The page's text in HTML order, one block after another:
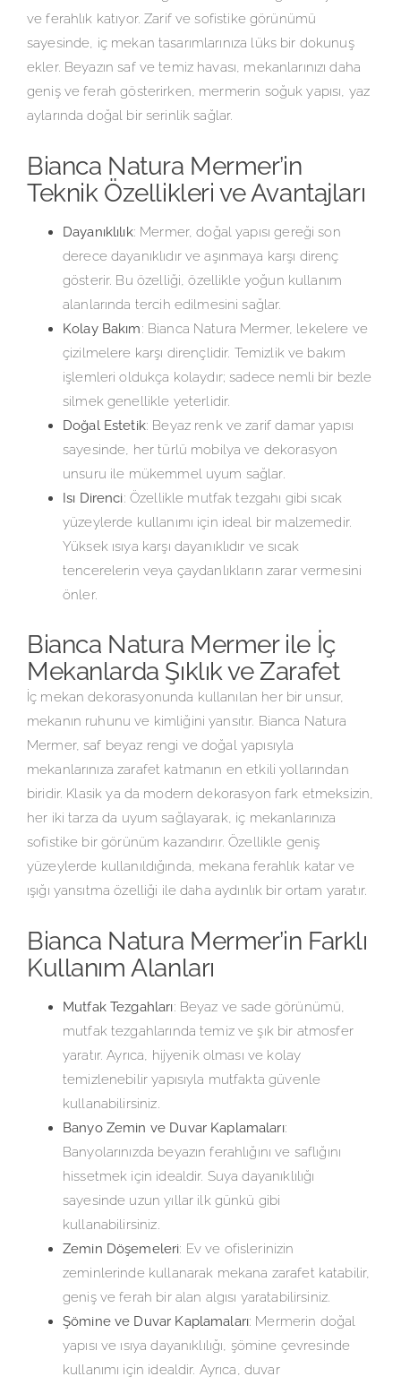
ve ferahlık katıyor. Zarif ve sofistike görünümü
sayesinde, iç mekan tasarımlarınıza lüks bir dokunuş
ekler. Beyazın saf ve temiz havası, mekanlarınızı daha
geniş ve ferah gösterirken, mermerin soğuk yapısı, yaz
aylarında doğal bir serinlik sağlar.
Bianca Natura Mermer’in
Teknik Özellikleri ve Avantajları
Dayanıklılık: Mermer, doğal yapısı gereği son
derece dayanıklıdır ve aşınmaya karşı direnç
gösterir. Bu özelliği, özellikle yoğun kullanım
alanlarında tercih edilmesini sağlar.
Kolay Bakım: Bianca Natura Mermer, lekelere ve
çizilmelere karşı dirençlidir. Temizlik ve bakım
işlemleri oldukça kolaydır; sadece nemli bir bezle
silmek genellikle yeterlidir.
Doğal Estetik: Beyaz renk ve zarif damar yapısı
sayesinde, her türlü mobilya ve dekorasyon
unsuru ile mükemmel uyum sağlar.
Isı Direnci: Özellikle mutfak tezgahı gibi sıcak
yüzeylerde kullanımı için ideal bir malzemedir.
Yüksek ısıya karşı dayanıklıdır ve sıcak
tencerelerin veya çaydanlıkların zarar vermesini
önler.
Bianca Natura Mermer ile İç
Mekanlarda Şıklık ve Zarafet
İç mekan dekorasyonunda kullanılan her bir unsur,
mekanın ruhunu ve kimliğini yansıtır. Bianca Natura
Mermer, saf beyaz rengi ve doğal yapısıyla
mekanlarınıza zarafet katmanın en etkili yollarından
biridir. Klasik ya da modern dekorasyon fark etmeksizin,
her iki tarza da uyum sağlayarak, iç mekanlarınıza
sofistike bir görünüm kazandırır. Özellikle geniş
yüzeylerde kullanıldığında, mekana ferahlık katar ve
ışığı yansıtma özelliği ile daha aydınlık bir ortam yaratır.
Bianca Natura Mermer’in Farklı
Kullanım Alanları
Mutfak Tezgahları: Beyaz ve sade görünümü,
mutfak tezgahlarında temiz ve şık bir atmosfer
yaratır. Ayrıca, hijyenik olması ve kolay
temizlenebilir yapısıyla mutfakta güvenle
kullanabilirsiniz.
Banyo Zemin ve Duvar Kaplamaları:
Banyolarınızda beyazın ferahlığını ve saflığını
hissetmek için idealdir. Suya dayanıklılığı
sayesinde uzun yıllar ilk günkü gibi
kullanabilirsiniz.
Zemin Döşemeleri: Ev ve ofislerinizin
zeminlerinde kullanarak mekana zarafet katabilir,
geniş ve ferah bir alan algısı yaratabilirsiniz.
Şömine ve Duvar Kaplamaları: Mermerin doğal
yapısı ve ısıya dayanıklılığı, şömine çevresinde
kullanımı için idealdir. Ayrıca, duvar